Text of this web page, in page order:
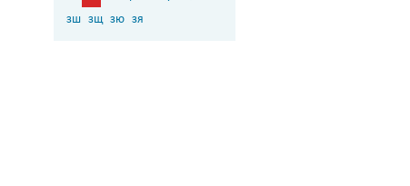
зш зщ зю зя